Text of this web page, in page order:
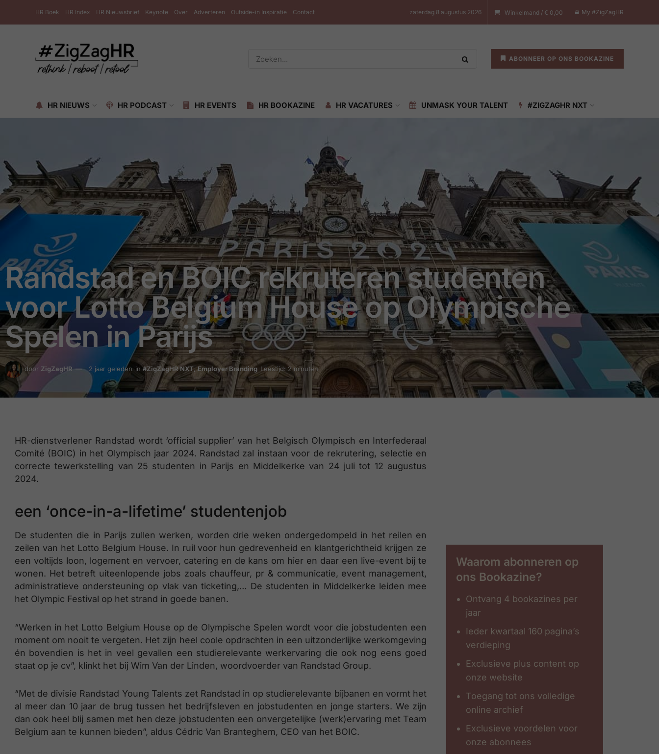
HR Boek HR Index HR Nieuwsbrief Keynote Over Adverteren Outside-in Inspiratie Contact zaterdag 8 augustus 2026 Winkelmand / € 0,00 My #ZigZagHR
ABONNEER OP ONS BOOKAZINE
HR NIEUWS HR PODCAST HR EVENTS HR BOOKAZINE HR VACATURES UNMASK YOUR TALENT #ZIGZAGHR NXT
Randstad en BOIC rekruteren studenten
voor Lotto Belgium House op Olympische
Spelen in Parijs
door ZigZagHR 2 jaar geleden in #ZigZagHR NXT,Employer Branding Leestijd: 2 minuten
HR-dienstverlener Randstad wordt ‘official supplier’ van het Belgisch Olympisch en Interfederaal
Comité (BOIC) in het Olympisch jaar 2024. Randstad zal instaan voor de rekrutering, selectie en
correcte tewerkstelling van 25 studenten in Parijs en Middelkerke van 24 juli tot 12 augustus
2024.
een ‘once-in-a-lifetime’ studentenjob
De studenten die in Parijs zullen werken, worden drie weken ondergedompeld in het reilen en
zeilen van het Lotto Belgium House. In ruil voor hun gedrevenheid en klantgerichtheid krijgen ze
een voltijds loon, logement en vervoer, catering en de kans om hier en daar een live-event bij te
wonen. Het betreft uiteenlopende jobs zoals chauffeur, pr & communicatie, event management,
administratieve ondersteuning op vlak van ticketing,… De studenten in Middelkerke leiden mee
het Olympic Festival op het strand in goede banen.
“Werken in het Lotto Belgium House op de Olympische Spelen wordt voor die jobstudenten een
moment om nooit te vergeten. Het zijn heel coole opdrachten in een uitzonderlijke werkomgeving
én bovendien is het in veel gevallen een studierelevante werkervaring die ook nog eens goed
staat op je cv”, klinkt het bij Wim Van der Linden, woordvoerder van Randstad Group.
“Met de divisie Randstad Young Talents zet Randstad in op studierelevante bijbanen en vormt het
al meer dan 10 jaar de brug tussen het bedrijfsleven en jobstudenten en jonge starters. We zijn
dan ook heel blij samen met hen deze jobstudenten een onvergetelijke (werk)ervaring met Team
Belgium aan te kunnen bieden”, aldus Cédric Van Branteghem, CEO van het BOIC.
Waarom abonneren op
ons Bookazine?
Ontvang 4 bookazines per
jaar
Ieder kwartaal 160 pagina’s
verdieping
Exclusieve plus content op
onze website
Toegang tot ons volledige
online archief
Exclusieve voordelen voor
onze abonnees